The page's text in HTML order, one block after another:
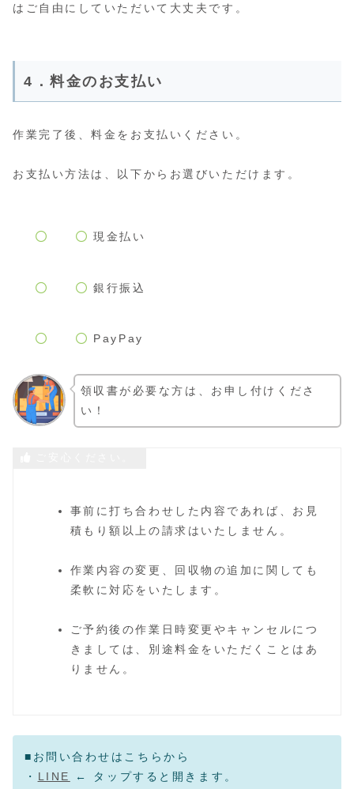
はご自由にしていただいて大丈夫です。
4．料金のお支払い
作業完了後、料金をお支払いください。
お支払い方法は、以下からお選びいただけます。
現金払い
銀行振込
PayPay
領収書が必要な方は、お申し付けくださ
い！
事前に打ち合わせした内容であれば、お見
積もり額以上の請求はいたしません。
作業内容の変更、回収物の追加に関しても
柔軟に対応をいたします。
ご予約後の作業日時変更やキャンセルにつ
きましては、別途料金をいただくことはあ
りません。
■お問い合わせはこちらから
・ LINE
← タップすると開きます。